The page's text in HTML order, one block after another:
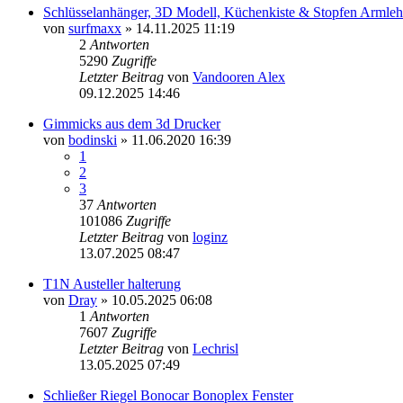
Schlüsselanhänger, 3D Modell, Küchenkiste & Stopfen
von surfmaxx » 14.11.2025 11:19
2 Antworten
5290 Zugriffe
Letzter Beitrag von Vandooren Alex
09.12.2025 14:46
Gimmicks aus dem 3d Drucker
von bodinski » 11.06.2020 16:39
1
2
3
37 Antworten
101086 Zugriffe
Letzter Beitrag von loginz
13.07.2025 08:47
T1N Austeller halterung
von Dray » 10.05.2025 06:08
1 Antworten
7607 Zugriffe
Letzter Beitrag von Lechrisl
13.05.2025 07:49
Schließer Riegel Bonocar Bonoplex Fenster